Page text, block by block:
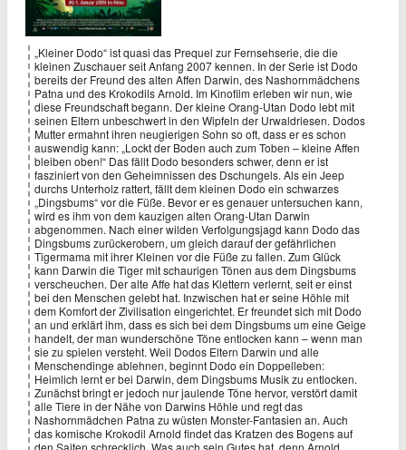
„Kleiner Dodo“ ist quasi das Prequel zur Fernsehserie, die die
kleinen Zuschauer seit Anfang 2007 kennen. In der Serie ist Dodo
bereits der Freund des alten Affen Darwin, des Nashornmädchens
Patna und des Krokodils Arnold. Im Kinofilm erleben wir nun, wie
diese Freundschaft begann. Der kleine Orang-Utan Dodo lebt mit
seinen Eltern unbeschwert in den Wipfeln der Urwaldriesen. Dodos
Mutter ermahnt ihren neugierigen Sohn so oft, dass er es schon
auswendig kann: „Lockt der Boden auch zum Toben – kleine Affen
bleiben oben!“ Das fällt Dodo besonders schwer, denn er ist
fasziniert von den Geheimnissen des Dschungels. Als ein Jeep
durchs Unterholz rattert, fällt dem kleinen Dodo ein schwarzes
„Dingsbums“ vor die Füße. Bevor er es genauer untersuchen kann,
wird es ihm von dem kauzigen alten Orang-Utan Darwin
abgenommen. Nach einer wilden Verfolgungsjagd kann Dodo das
Dingsbums zurückerobern, um gleich darauf der gefährlichen
Tigermama mit ihrer Kleinen vor die Füße zu fallen. Zum Glück
kann Darwin die Tiger mit schaurigen Tönen aus dem Dingsbums
verscheuchen. Der alte Affe hat das Klettern verlernt, seit er einst
bei den Menschen gelebt hat. Inzwischen hat er seine Höhle mit
dem Komfort der Zivilisation eingerichtet. Er freundet sich mit Dodo
an und erklärt ihm, dass es sich bei dem Dingsbums um eine Geige
handelt, der man wunderschöne Töne entlocken kann – wenn man
sie zu spielen versteht. Weil Dodos Eltern Darwin und alle
Menschendinge ablehnen, beginnt Dodo ein Doppelleben:
Heimlich lernt er bei Darwin, dem Dingsbums Musik zu entlocken.
Zunächst bringt er jedoch nur jaulende Töne hervor, verstört damit
alle Tiere in der Nähe von Darwins Höhle und regt das
Nashornmädchen Patna zu wüsten Monster-Fantasien an. Auch
das komische Krokodil Arnold findet das Kratzen des Bogens auf
den Saiten schrecklich. Was auch sein Gutes hat, denn Arnold